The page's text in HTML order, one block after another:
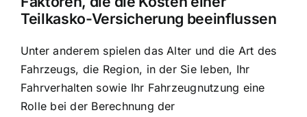
Teilkasko-Versicherung beeinflussen
Unter anderem spielen das Alter und die Art des
Fahrzeugs, die Region, in der Sie leben, Ihr
Fahrverhalten sowie Ihr Fahrzeugnutzung eine
Rolle bei der Berechnung der